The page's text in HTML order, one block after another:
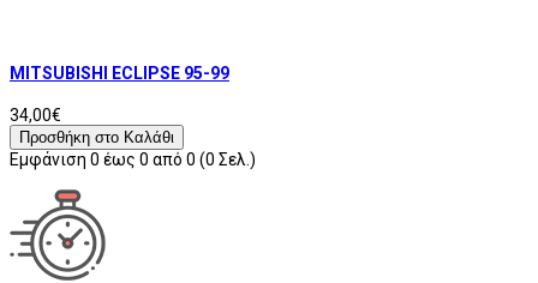
MITSUBISHI ECLIPSE 95-99
34,00€
Προσθήκη στο Καλάθι
Εμφάνιση 0 έως 0 από 0 (0 Σελ.)